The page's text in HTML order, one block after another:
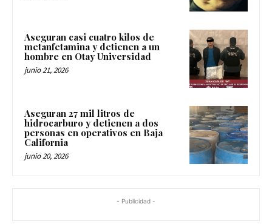
Aseguran casi cuatro kilos de
metanfetamina y detienen a un
hombre en Otay Universidad
junio 21, 2026
Aseguran 27 mil litros de
hidrocarburo y detienen a dos
personas en operativos en Baja
California
junio 20, 2026
- Publicidad -